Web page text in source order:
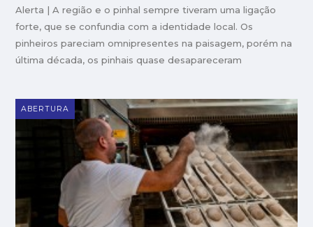
Alerta | A região e o pinhal sempre tiveram uma ligação
forte, que se confundia com a identidade local. Os
pinheiros pareciam omnipresentes na paisagem, porém na
última década, os pinhais quase desapareceram
ABERTURA